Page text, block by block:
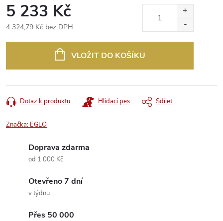
5 233 Kč
4 324,79 Kč bez DPH
VLOŽIT DO KOŠÍKU
Dotaz k produktu Hlídací pes Sdílet
Značka: EGLO
Doprava zdarma
od 1 000 Kč
Otevřeno 7 dní
v týdnu
Přes 50 000